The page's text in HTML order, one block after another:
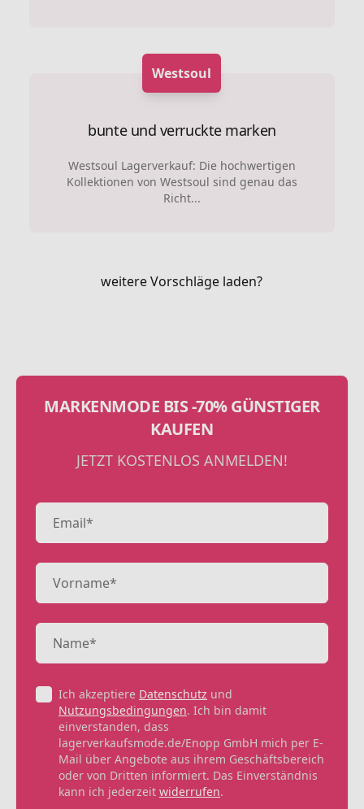
Westsoul
bunte und verruckte marken
Westsoul Lagerverkauf: Die hochwertigen
Kollektionen von Westsoul sind genau das
Richt...
weitere Vorschläge laden?
MARKENMODE BIS -70% GÜNSTIGER
KAUFEN
JETZT KOSTENLOS ANMELDEN!
Ich akzeptiere Datenschutz und
Nutzungsbedingungen. Ich bin damit
einverstanden, dass
lagerverkaufsmode.de/Enopp GmbH mich per E-
Mail über Angebote aus ihrem Geschäftsbereich
oder von Dritten informiert. Das Einverständnis
kann ich jederzeit widerrufen.